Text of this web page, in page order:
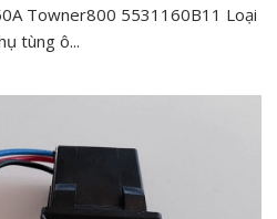
Đĩa
phanh
Towner800 5531160B11 Loại
tùng ô...